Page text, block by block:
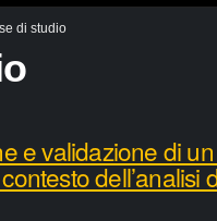
di studio
e validazione di
dell’analisi